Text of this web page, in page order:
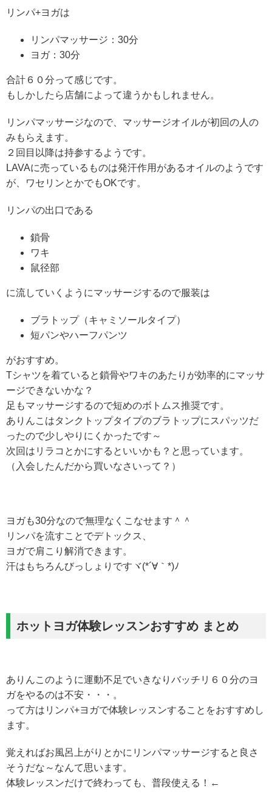
リンパ+ヨガは
リンパマッサージ：30分
ヨガ：30分
合計６０分って感じです。
もしかしたら店舗によって違うかもしれません。
リンパマッサージなので、マッサージオイルが初回の人の
みもらえます。
２回目以降は持参するようです。
LAVAに売っているものは発汗作用があるオイルのようです
が、ワセリンとかでもOKです。
リンパの出口である
鎖骨
ワキ
鼠径部
に流していくようにマッサージするので服装は
ブラトップ（キャミソールタイプ）
短パンやハーフパンツ
がおすすめ。
Tシャツを着ていると鎖骨やワキのあたりが効率的にマッサ
ージできないかな？
足もマッサージするので短めのボトムス推奨です。
ありんこはタンクトップタイプのブラトップにスパッツだ
ったので少しやりにくかったです～
次回はリラコとかにするといいかも？と思っています。
（入会したんだから買いなさいって？）
ヨガも30分なので無理なくこなせます＾＾
リンパを流すことでデトックス、
ヨガで肩こり解消できます。
汗はもちろんびっしょりですヾ(*´∀｀*)ﾉ
ホットヨガ体験レッスンおすすめ まとめ
ありんこのように運動不足でいきなりバッチリ６０分のヨ
ガをやるのは不安・・・。
って方はリンパ+ヨガで体験レッスンすることをおすすめし
ます。
覚えればお風呂上がりとかにリンパマッサージすると良さ
そうだな～なんて思います。
体験レッスンだけで終わっても、普段使える！←